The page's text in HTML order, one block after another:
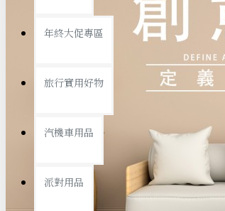
查看更多
年終大促專區
旅行實用好物
汽機車用品
派對用品